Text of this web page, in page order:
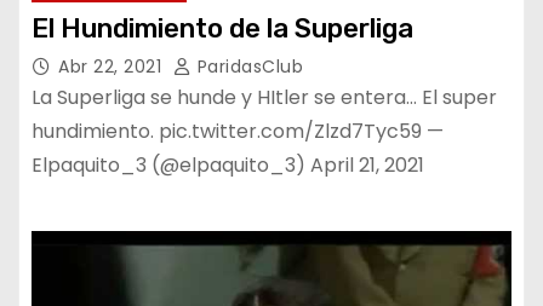
El Hundimiento de la Superliga
Abr 22, 2021 ParidasClub
La Superliga se hunde y HItler se entera… El super
hundimiento. pic.twitter.com/Zlzd7Tyc59 —
Elpaquito_3 (@elpaquito_3) April 21, 2021